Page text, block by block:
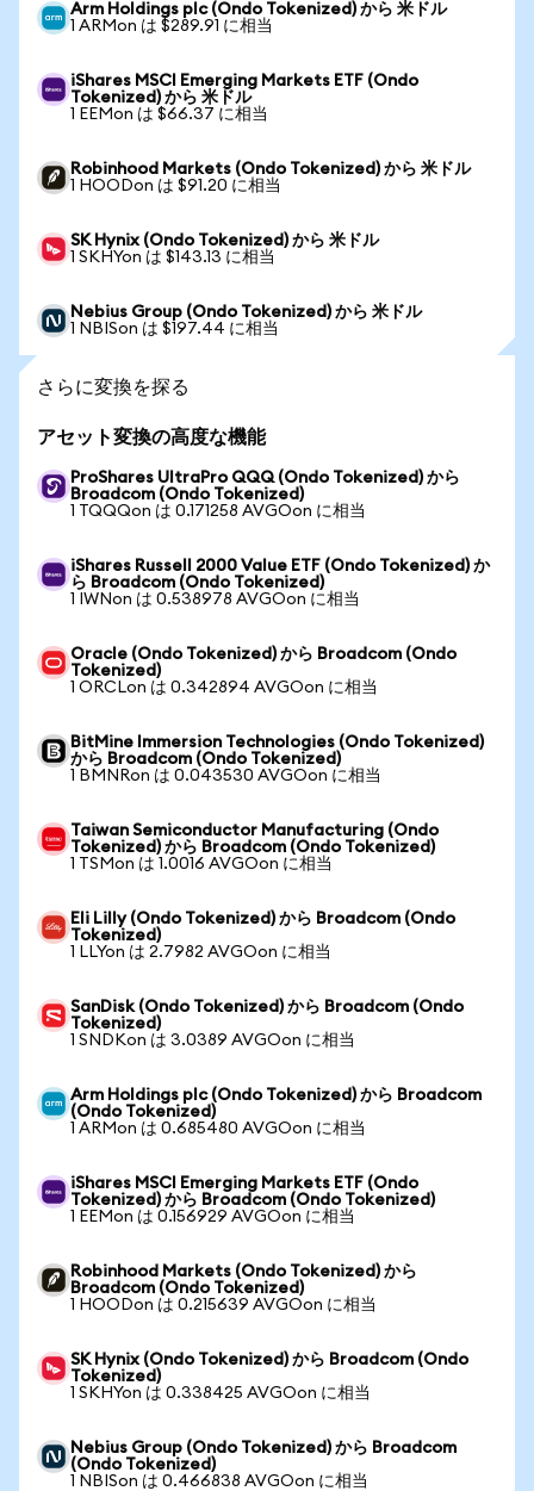
Arm Holdings plc (Ondo Tokenized) から 米ドル
1 ARMon は $289.91 に相当
iShares MSCI Emerging Markets ETF (Ondo
Tokenized) から 米ドル
1 EEMon は $66.37 に相当
Robinhood Markets (Ondo Tokenized) から 米ドル
1 HOODon は $91.20 に相当
SK Hynix (Ondo Tokenized) から 米ドル
1 SKHYon は $143.13 に相当
Nebius Group (Ondo Tokenized) から 米ドル
1 NBISon は $197.44 に相当
さらに変換を探る
アセット変換の高度な機能
ProShares UltraPro QQQ (Ondo Tokenized) から
Broadcom (Ondo Tokenized)
1 TQQQon は 0.171258 AVGOon に相当
iShares Russell 2000 Value ETF (Ondo Tokenized) か
ら Broadcom (Ondo Tokenized)
1 IWNon は 0.538978 AVGOon に相当
Oracle (Ondo Tokenized) から Broadcom (Ondo
Tokenized)
1 ORCLon は 0.342894 AVGOon に相当
BitMine Immersion Technologies (Ondo Tokenized)
から Broadcom (Ondo Tokenized)
1 BMNRon は 0.043530 AVGOon に相当
Taiwan Semiconductor Manufacturing (Ondo
Tokenized) から Broadcom (Ondo Tokenized)
1 TSMon は 1.0016 AVGOon に相当
Eli Lilly (Ondo Tokenized) から Broadcom (Ondo
Tokenized)
1 LLYon は 2.7982 AVGOon に相当
SanDisk (Ondo Tokenized) から Broadcom (Ondo
Tokenized)
1 SNDKon は 3.0389 AVGOon に相当
Arm Holdings plc (Ondo Tokenized) から Broadcom
(Ondo Tokenized)
1 ARMon は 0.685480 AVGOon に相当
iShares MSCI Emerging Markets ETF (Ondo
Tokenized) から Broadcom (Ondo Tokenized)
1 EEMon は 0.156929 AVGOon に相当
Robinhood Markets (Ondo Tokenized) から
Broadcom (Ondo Tokenized)
1 HOODon は 0.215639 AVGOon に相当
SK Hynix (Ondo Tokenized) から Broadcom (Ondo
Tokenized)
1 SKHYon は 0.338425 AVGOon に相当
Nebius Group (Ondo Tokenized) から Broadcom
(Ondo Tokenized)
1 NBISon は 0.466838 AVGOon に相当